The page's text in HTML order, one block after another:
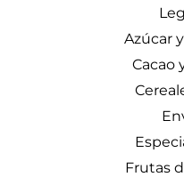
Azúcar
Cacao
Frutas